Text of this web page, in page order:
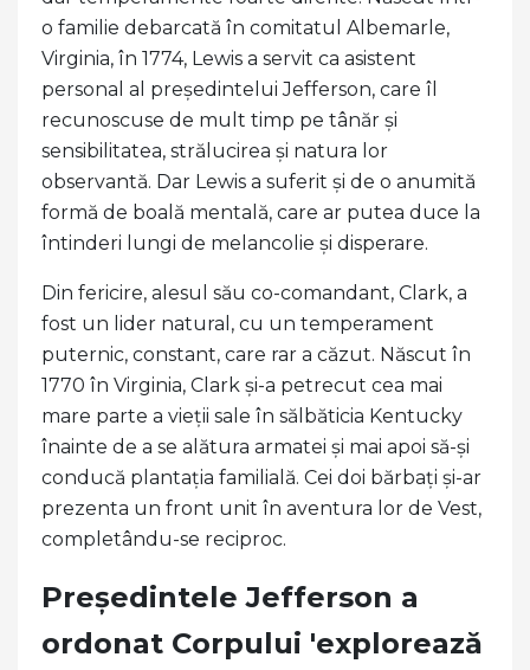
o familie debarcată în comitatul Albemarle,
Virginia, în 1774, Lewis a servit ca asistent
personal al președintelui Jefferson, care îl
recunoscuse de mult timp pe tânăr și
sensibilitatea, strălucirea și natura lor
observantă. Dar Lewis a suferit și de o anumită
formă de boală mentală, care ar putea duce la
întinderi lungi de melancolie și disperare.
Din fericire, alesul său co-comandant, Clark, a
fost un lider natural, cu un temperament
puternic, constant, care rar a căzut. Născut în
1770 în Virginia, Clark și-a petrecut cea mai
mare parte a vieții sale în sălbăticia Kentucky
înainte de a se alătura armatei și mai apoi să-și
conducă plantația familială. Cei doi bărbați și-ar
prezenta un front unit în aventura lor de Vest,
completându-se reciproc.
Președintele Jefferson a
ordonat Corpului 'explorează